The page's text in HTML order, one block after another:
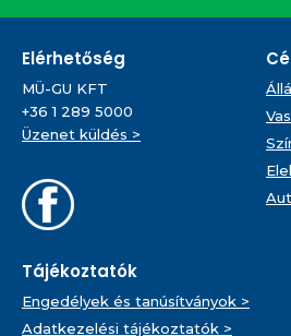
Elérhetőség
MÜ-GU KFT
+36 1 289 5000
Üzenet küldés >
Tájékoztatók
Engedélyek és tanúsítványok >
Adatkezelési tájékoztatók >